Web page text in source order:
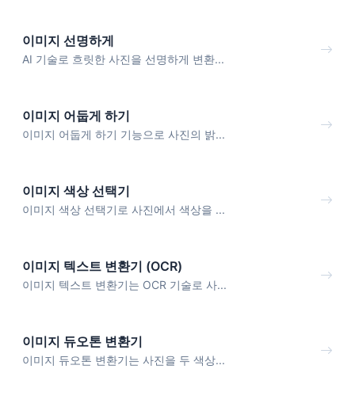
이미지 선명하게
AI 기술로 흐릿한 사진을 선명하게 변환...
이미지 어둡게 하기
이미지 어둡게 하기 기능으로 사진의 밝...
이미지 색상 선택기
이미지 색상 선택기로 사진에서 색상을 ...
이미지 텍스트 변환기 (OCR)
이미지 텍스트 변환기는 OCR 기술로 사...
이미지 듀오톤 변환기
이미지 듀오톤 변환기는 사진을 두 색상...